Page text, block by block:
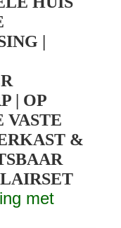
|
| OP
VASTE
&
met